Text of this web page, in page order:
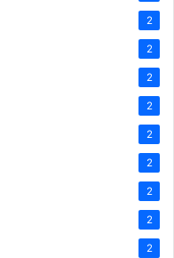
2
2
2
2
2
2
2
2
2